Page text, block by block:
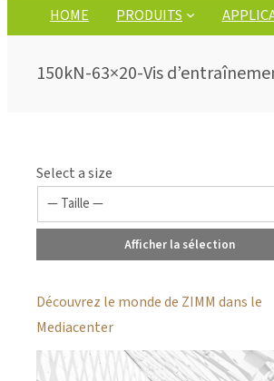
HOME PRODUITS
150kN-63×20-Vis
Select a size
Afficher la sélection
Découvrez le monde de ZIMM dans le
Mediacenter